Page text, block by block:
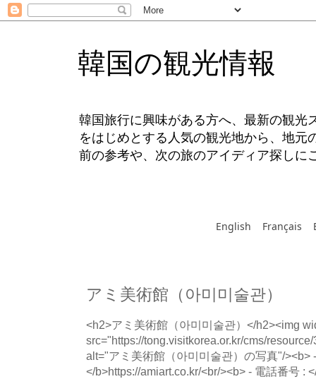
韓国の観光情報
韓国旅行に興味がある方へ、最新の観光
をはじめとする人気の観光地から、地
前の参考や、次の旅のアイディア探しに
English Français
アミ美術館（아미미술관）
<h2>アミ美術館（아미미술관）</h2><img
src="https://tong.visitkorea.or.kr/cms/
alt="アミ美術館（아미미술관）の写真"/><b>
</b>https://amiart.co.kr/<br/><b> - 電話番号 :